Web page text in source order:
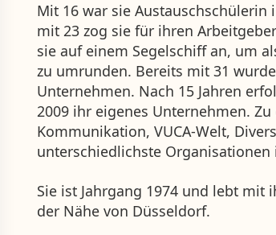
Mit 16 war sie Austauschschülerin
mit 23 zog sie für ihren
sie auf einem Segelschiff an, um
zu umrunden. Bereits mit 31
Unternehmen. Nach 15 Jahren
2009 ihr eigenes Unternehmen.
Kommunikation, VUCA-Welt,
unterschiedlichste Organisationen
Sie ist Jahrgang 1974 und lebt
der Nähe von Düsseldorf.